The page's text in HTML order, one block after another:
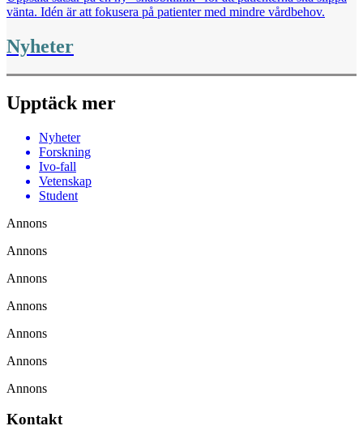
vänta. Idén är att fokusera på patienter med mindre vårdbehov.
Nyheter
Upptäck mer
Nyheter
Forskning
Ivo-fall
Vetenskap
Student
Annons
Annons
Annons
Annons
Annons
Annons
Annons
Kontakt